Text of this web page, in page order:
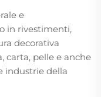
e
in rivestimenti,
decorativa
carta, pelle e anche
industrie della